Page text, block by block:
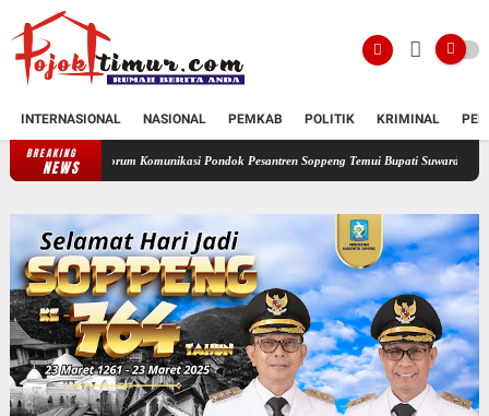
INTERNASIONAL NASIONAL PEMKAB POLITIK KRIMINAL
BREAKING
NEWS
Forum Komunikasi Pondok Pesantren Soppeng Temui Bupati Suwardi Haseng